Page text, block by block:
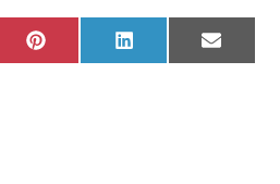
PinterestLinkedInEmail